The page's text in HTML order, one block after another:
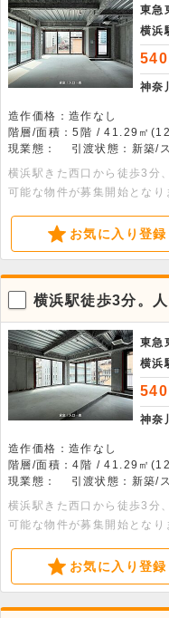
東急
横浜
神奈
造作価格：造作なし
階層/面積：5階 / 41.29㎡
現業態：
引渡状態：新築/
横浜駅きた西口から徒歩3分
可能な物件が募集開始とな
立地です。また洗練された
一層引き立て、ブランドイ
周辺住民・横浜駅利用者ま
認性・立地・デザイン性を兼
興味のある方はぜひお早め
お気に入り登録
横浜駅徒歩3分。
視認性良好の飲食
東急
横浜
神奈
造作価格：造作なし
階層/面積：4階 / 41.29㎡
現業態：
引渡状態：新築/
横浜駅きた西口から徒歩3分
可能な物件が募集開始とな
立地です。また洗練された
一層引き立て、ブランドイ
お気に入り登録